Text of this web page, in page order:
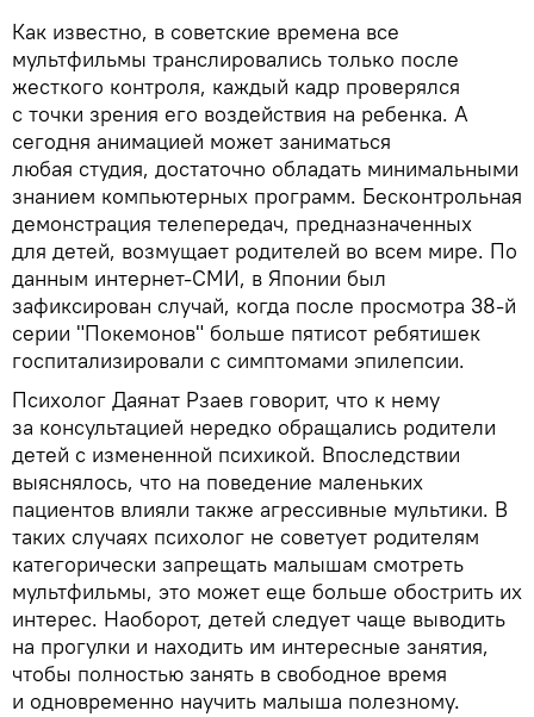
Как известно, в советские времена все
мультфильмы транслировались только после
жесткого контроля, каждый кадр проверялся
с точки зрения его воздействия на ребенка. А
сегодня анимацией может заниматься
любая студия, достаточно обладать минимальными
знанием компьютерных программ. Бесконтрольная
демонстрация телепередач, предназначенных
для детей, возмущает родителей во всем мире. По
данным интернет-СМИ, в Японии был
зафиксирован случай, когда после просмотра 38-й
серии "Покемонов" больше пятисот ребятишек
госпитализировали с симптомами эпилепсии.
Психолог Даянат Рзаев говорит, что к нему
за консультацией нередко обращались родители
детей с измененной психикой. Впоследствии
выяснялось, что на поведение маленьких
пациентов влияли также агрессивные мультики. В
таких случаях психолог не советует родителям
категорически запрещать малышам смотреть
мультфильмы, это может еще больше обострить их
интерес. Наоборот, детей следует чаще выводить
на прогулки и находить им интересные занятия,
чтобы полностью занять в свободное время
и одновременно научить малыша полезному.